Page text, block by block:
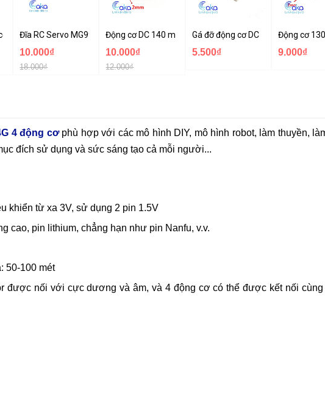
servo 3P 70cm, máy in 3D
Đĩa RC Servo MG995 MG996 Kim loại
10.000₫
18.000₫
Động cơ DC 140 mini
10.000₫
12.000₫
Gá đỡ động cơ DC 130 140
5.500₫
Động cơ
9.000₫
4 động cơphù hợp với các mô hình DIY, mô hình robot, làm thuyền,
đích sử dụng và sức sáng tạo cả mỗi người...
khiển từ xa 3V, sử dụng 2 pin 1.5V
cao, pin lithium, chẳng hạn như pin Nanfu, v.v.
50-100 mét
được nối với cực dương và âm, và 4 động cơ có thể được kết nối cùng